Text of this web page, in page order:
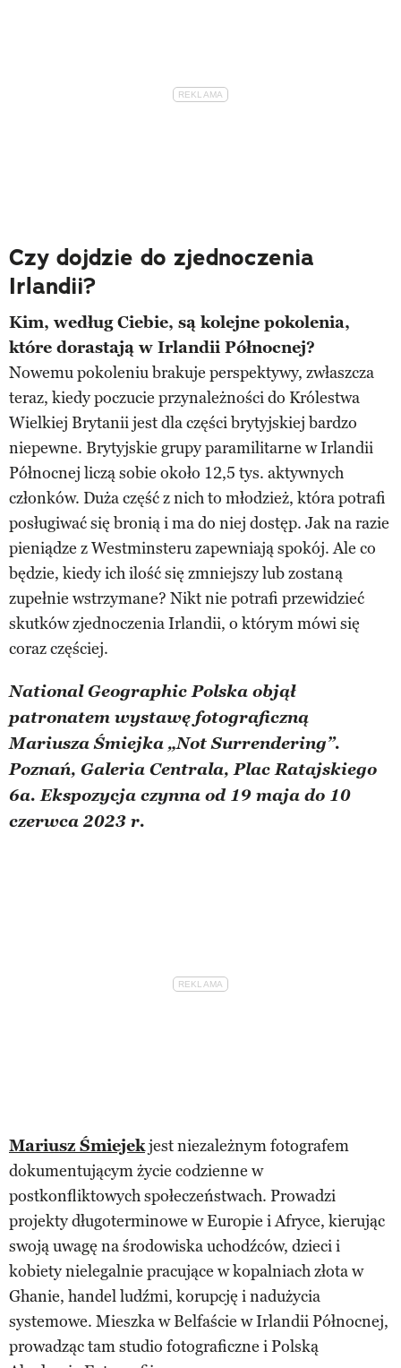
Czy dojdzie do zjednoczenia
Irlandii?
Kim, według Ciebie, są kolejne pokolenia,
które dorastają w Irlandii Północnej?
Nowemu pokoleniu brakuje perspektywy, zwłaszcza
teraz, kiedy poczucie przynależności do Królestwa
Wielkiej Brytanii jest dla części brytyjskiej bardzo
niepewne. Brytyjskie grupy paramilitarne w Irlandii
Północnej liczą sobie około 12,5 tys. aktywnych
członków. Duża część z nich to młodzież, która potrafi
posługiwać się bronią i ma do niej dostęp. Jak na razie
pieniądze z Westminsteru zapewniają spokój. Ale co
będzie, kiedy ich ilość się zmniejszy lub zostaną
zupełnie wstrzymane? Nikt nie potrafi przewidzieć
skutków zjednoczenia Irlandii, o którym mówi się
coraz częściej.
National Geographic Polska objął
patronatem wystawę fotograficzną
Mariusza Śmiejka „Not Surrendering”.
Poznań, Galeria Centrala, Plac Ratajskiego
6a. Ekspozycja czynna od 19 maja do 10
czerwca 2023 r.
Mariusz Śmiejekjest niezależnym fotografem
dokumentującym życie codzienne w
postkonfliktowych społeczeństwach. Prowadzi
projekty długoterminowe w Europie i Afryce, kierując
swoją uwagę na środowiska uchodźców, dzieci i
kobiety nielegalnie pracujące w kopalniach złota w
Ghanie, handel ludźmi, korupcję i nadużycia
systemowe. Mieszka w Belfaście w Irlandii Północnej,
prowadząc tam studio fotograficzne i Polską